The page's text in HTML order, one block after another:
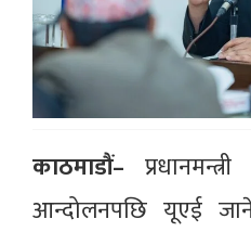
काठमाडौं–
आन्दोलनपछि यूएई